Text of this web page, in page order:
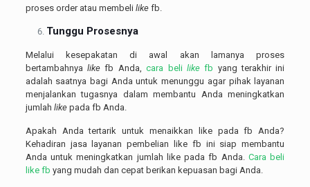
proses order atau membeli likefb.
Tunggu Prosesnya
Melalui kesepakatan di awal akan lamanya proses
bertambahnyalike fb Anda,cara beli likefb yang terakhir ini
adalah saatnya bagi Anda untuk menunggu agar pihak layanan
menjalankan tugasnya dalam membantu Anda meningkatkan
jumlah like pada fb Anda.
Apakah Anda tertarik untuk menaikkan like pada fb Anda?
Kehadiran jasa layanan pembelian like fb ini siap membantu
Anda untuk meningkatkan jumlah like pada fb Anda. Cara beli
like fb yang mudah dan cepat berikan kepuasan bagi Anda.